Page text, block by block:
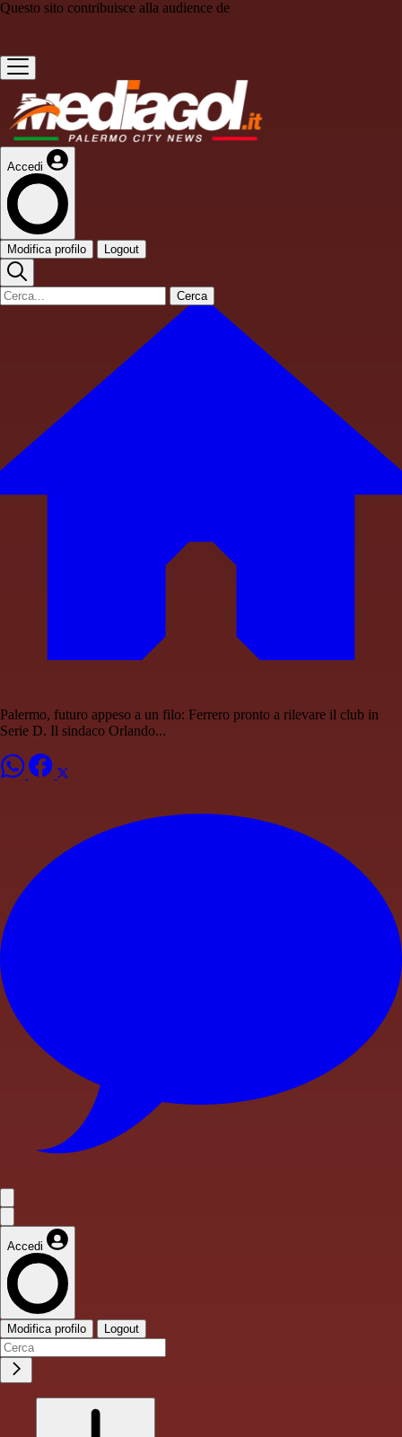
Questo sito contribuisce alla audience de
Accedi
Modifica profilo Logout
Cerca
Palermo, futuro appeso a un filo: Ferrero pronto a rilevare il club in
Serie D. Il sindaco Orlando...
Accedi
Modifica profilo Logout